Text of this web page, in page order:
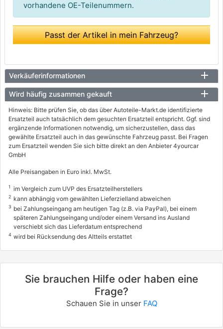
vorhandene OE-Teilenummern.
Passt der Artikel in mein Fahrzeug?
Verkäuferinformationen
Wird häufig zusammen gekauft
Hinweis: Bitte prüfen Sie, ob das über Autoteile-Markt.de identifizierte
Ersatzteil auch tatsächlich dem gesuchten Ersatzteil entspricht. Ggf. sind
ergänzende Informationen notwendig, um sicherzustellen, dass das
gewählte Ersatzteil auch in das gewünschte Fahrzeug passt. Bei Fragen
zum Ersatzteil wenden Sie sich bitte direkt an den Anbieter 4yourcar
GmbH
Alle Preisangaben in Euro inkl. MwSt.
1 im Vergleich zum UVP des Ersatzteilherstellers
2 kann abhängig vom gewählten Lieferzielland abweichen
3 bei Zahlungseingang am heutigen Tag (z.B. via PayPal), bei einem
späteren Zahlungseingang und/oder einem Versand ins Ausland
verschiebt sich das Lieferdatum entsprechend
4 wird bei Rücksendung des Altteils erstattet
Sie brauchen Hilfe oder haben eine
Frage?
Schauen Sie in unser FAQ